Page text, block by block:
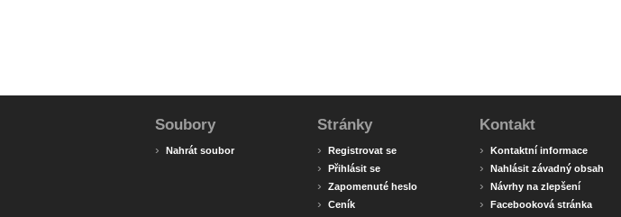
Soubory
› Nahrát soubor
Stránky
› Registrovat se
› Přihlásit se
› Zapomenuté heslo
› Ceník
Kontakt
› Kontaktní informace
› Nahlásit závadný obsah
› Návrhy na zlepšení
› Facebooková stránka